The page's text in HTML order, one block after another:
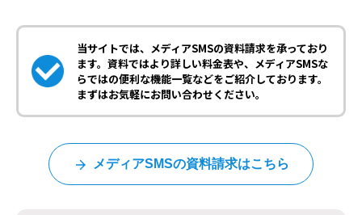
当サイトでは、メディアSMSの資料請求を承っており
ます。資料ではより詳しい料金表や、メディアSMSな
らではの便利な機能一覧などをご紹介しております。
まずはお気軽にお問い合わせください。
メディアSMSの資料請求はこちら